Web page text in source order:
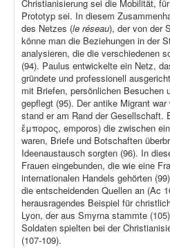
Christianisierung sei die Mobilität,
Prototyp sei. In diesem
des Netzes (le réseau), der von der
könne man die Beziehungen in der
analysieren, die die verschiedenen
(94). Paulus entwickelte ein Netz,
gründete und professionell
mit Briefen, persönlichen Besuchen
gepflegt (95). Der antike Migrant
stand er am Rand der Gesellschaft.
ἔμπορος, emporos) die zwischen
waren, Briefe und Botschaften
Ideenaustausch sorgten (96). In
Frauen eingebunden, die wie eine
internationalen Handels gehörten
die entscheidenden Quellen an (Ac
herausragendes Beispiel für
Lyon, der aus Smyrna stammte
Soldaten spielten bei der
(107-109).